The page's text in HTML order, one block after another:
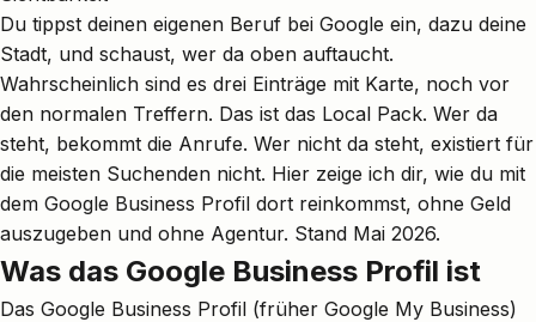
Du tippst deinen eigenen Beruf bei Google ein, dazu deine
Stadt, und schaust, wer da oben auftaucht.
Wahrscheinlich sind es drei Einträge mit Karte, noch vor
den normalen Treffern. Das ist das Local Pack. Wer da
steht, bekommt die Anrufe. Wer nicht da steht, existiert für
die meisten Suchenden nicht. Hier zeige ich dir, wie du mit
dem Google Business Profil dort reinkommst, ohne Geld
auszugeben und ohne Agentur. Stand Mai 2026.
Was das Google Business Profil ist
Das Google Business Profil (früher Google My Business)